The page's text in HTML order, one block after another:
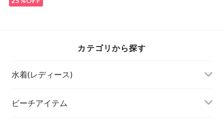
入れ/処理/アンダー
カテゴリから探す
水着(レディース)
ビキニ
ビーチアイテム